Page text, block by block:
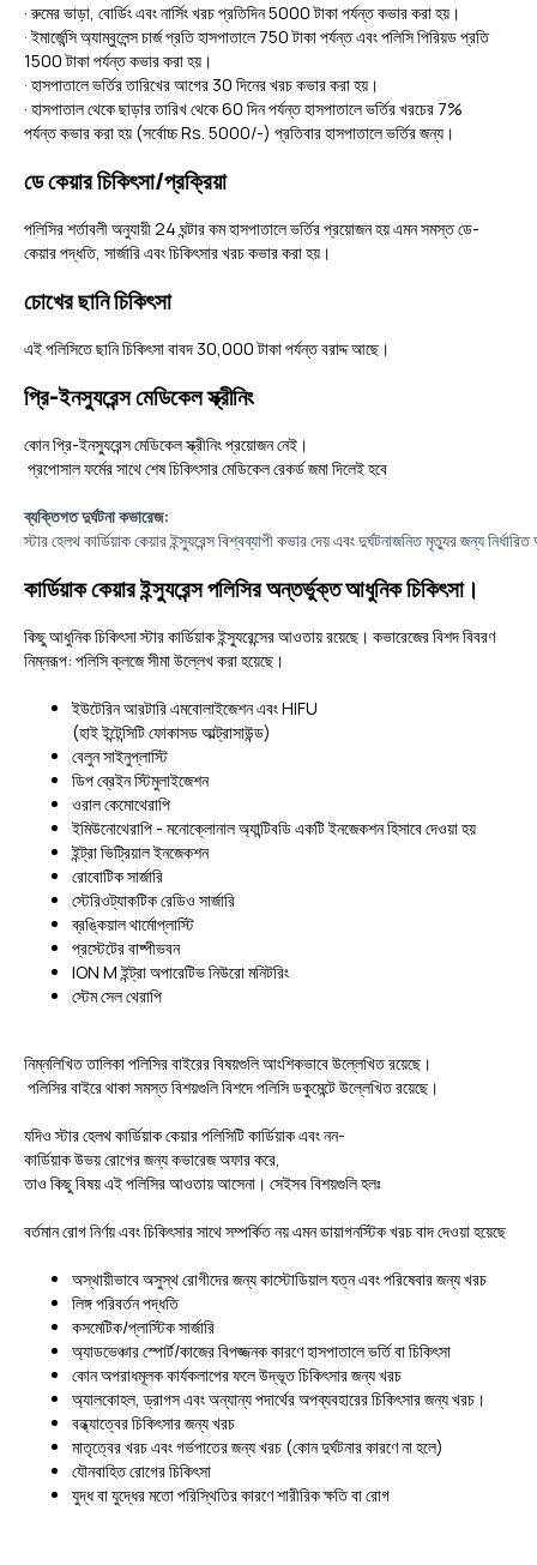
· রুমের ভাড়া, বোর্ডিং এবং নার্সিং খরচ প্রতিদিন 5000 টাকা পর্যন্ত কভার করা হয়।
· ইমার্জেন্সি অ্যাম্বুলেন্স চার্জ প্রতি হাসপাতালে 750 টাকা পর্যন্ত এবং পলিসি পিরিয়ড প্রতি
1500 টাকা পর্যন্ত কভার করা হয়।
· হাসপাতালে ভর্তির তারিখের আগের 30 দিনের খরচ কভার করা হয়।
· হাসপাতাল থেকে ছাড়ার তারিখ থেকে 60 দিন পর্যন্ত হাসপাতালে ভর্তির খরচের 7%
পর্যন্ত কভার করা হয় (সর্বোচ্চ Rs. 5000/-) প্রতিবার হাসপাতালে ভর্তির জন্য।
ডে কেয়ার চিকিৎসা/প্রক্রিয়া
পলিসির শর্তাবলী অনুযায়ী 24 ঘন্টার কম হাসপাতালে ভর্তির প্রয়োজন হয় এমন সমস্ত ডে-
কেয়ার পদ্ধতি, সার্জারি এবং চিকিৎসার খরচ কভার করা হয়।
চোখের ছানি চিকিৎসা
এই পলিসিতে ছানি চিকিৎসা বাবদ 30,000 টাকা পর্যন্ত বরাদ্দ আছে।
প্রি-ইনস্যুরেন্স মেডিকেল স্ক্রীনিং
কোন প্রি-ইনস্যুরেন্স মেডিকেল স্ক্রীনিং প্রয়োজন নেই।
প্রপোসাল ফর্মের সাথে শেষ চিকিৎসার মেডিকেল রেকর্ড জমা দিলেই হবে
ব্যক্তিগত দুর্ঘটনা কভারেজ:
স্টার হেলথ কার্ডিয়াক কেয়ার ইন্স্যুরেন্স বিশ্বব্যাপী কভার দেয় এবং দুর্ঘটনাজনিত মৃত্যুর জন্য
কার্ডিয়াক কেয়ার ইন্স্যুরেন্স পলিসির অন্তর্ভুক্ত আধুনিক চিকিৎসা।
কিছু আধুনিক চিকিৎসা স্টার কার্ডিয়াক ইন্স্যুরেন্সের আওতায় রয়েছে। কভারেজের বিশদ বিবরণ
নিম্নরূপ: পলিসি ক্লজে সীমা উল্লেখ করা হয়েছে।
ইউটেরিন আরটারি এমবোলাইজেশন এবং HIFU
(হাই ইন্টেন্সিটি ফোকাসড আল্ট্রাসাউন্ড)
বেলুন সাইনুপ্লাস্টি
ডিপ ব্রেইন স্টিমুলাইজেশন
ওরাল কেমোথেরাপি
ইমিউনোথেরাপি - মনোক্লোনাল অ্যান্টিবডি একটি ইনজেকশন হিসাবে দেওয়া হয়
ইন্ট্রা ভিট্রিয়াল ইনজেকশন
রোবোটিক সার্জারি
স্টেরিওট্যাকটিক রেডিও সার্জারি
ব্রঙ্কিয়াল থার্মোপ্লাস্টি
প্রস্টেটের বাষ্পীভবন
ION M ইন্ট্রা অপারেটিভ নিউরো মনিটরিং
স্টেম সেল থেরাপি
নিম্নলিখিত তালিকা পলিসির বাইরের বিষয়গুলি আংশিকভাবে উল্লেখিত রয়েছে।
পলিসির বাইরে থাকা সমস্ত বিশয়গুলি বিশদে পলিসি ডকুমেন্টে উল্লেখিত রয়েছে।
যদিও স্টার হেলথ কার্ডিয়াক কেয়ার পলিসিটি কার্ডিয়াক এবং নন-
কার্ডিয়াক উভয় রোগের জন্য কভারেজ অফার করে,
তাও কিছু বিষয় এই পলিসির আওতায় আসেনা। সেইসব বিশয়গুলি হলঃ
বর্তমান রোগ নির্ণয় এবং চিকিৎসার সাথে সম্পর্কিত নয় এমন ডায়াগনস্টিক খরচ বাদ দেওয়া হয়েছে
অস্থায়ীভাবে অসুস্থ রোগীদের জন্য কাস্টোডিয়াল যত্ন এবং পরিষেবার জন্য খরচ
লিঙ্গ পরিবর্তন পদ্ধতি
কসমেটিক/প্লাস্টিক সার্জারি
অ্যাডভেঞ্চার স্পোর্ট/কাজের বিপজ্জনক কারণে হাসপাতালে ভর্তি বা চিকিৎসা
কোন অপরাধমূলক কার্যকলাপের ফলে উদ্ভূত চিকিৎসার জন্য খরচ
অ্যালকোহল, ড্রাগস এবং অন্যান্য পদার্থের অপব্যবহারের চিকিৎসার জন্য খরচ।
বন্ধ্যাত্বের চিকিৎসার জন্য খরচ
মাতৃত্বের খরচ এবং গর্ভপাতের জন্য খরচ (কোন দুর্ঘটনার কারণে না হলে)
যৌনবাহিত রোগের চিকিৎসা
যুদ্ধ বা যুদ্ধের মতো পরিস্থিতির কারণে শারীরিক ক্ষতি বা রোগ